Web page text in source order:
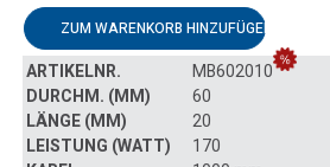
ZUM WARENKORB HINZUFÜGEN
MB602010
60
20
170